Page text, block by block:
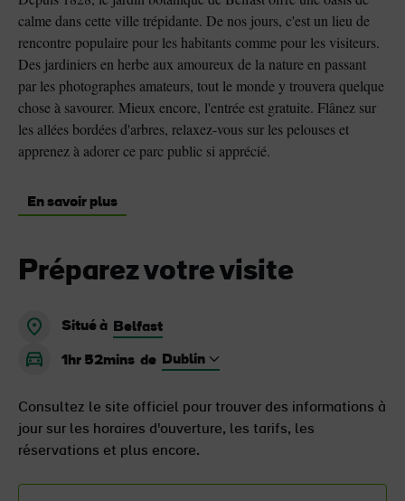
calme dans cette ville trépidante. De nos jours, c'est un lieu de
rencontre populaire pour les habitants comme pour les visiteurs.
Des jardiniers en herbe aux amoureux de la nature en passant
par les photographes amateurs, tout le monde y trouvera quelque
chose à savourer. Mieux encore, l'entrée est gratuite. Flânez sur
les allées bordées d'arbres, relaxez-vous sur les pelouses et
apprenez à adorer ce parc public si apprécié.
En savoir plus
Préparez votre visite
Situé à Belfast
1hr 52mins de
Consultez le site officiel pour trouver des informations à
jour sur les horaires d'ouverture, les tarifs, les
réservations et plus encore.